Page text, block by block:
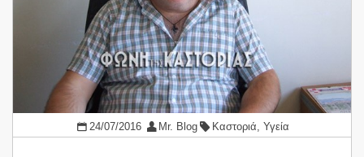
24/07/2016 Mr. Blog Καστοριά ,Υγεία